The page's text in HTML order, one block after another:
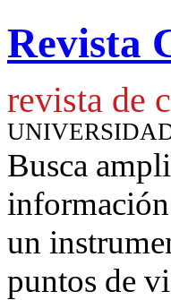
Revista
revista de
Busca
un
puntos de